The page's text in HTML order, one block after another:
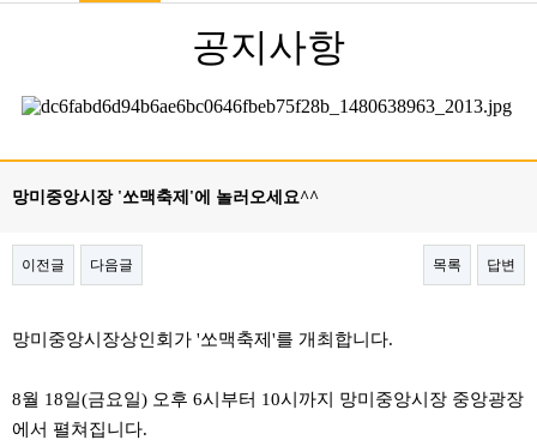
공지사항
망미중앙시장 '쏘맥축제'에 놀러오세요^^
이전글 다음글 목록 답변
망미중앙시장상인회가 '쏘맥축제'를 개최합니다.
8월 18일(금요일) 오후 6시부터 10시까지 망미중앙시장 중앙광장
에서 펼쳐집니다.